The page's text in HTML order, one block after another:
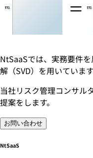
NtSaaSでは、実務要件
解（SVD）を用いています
当社リスク管理コンサル
提案をします。
お問い合わせ
NtSaaS